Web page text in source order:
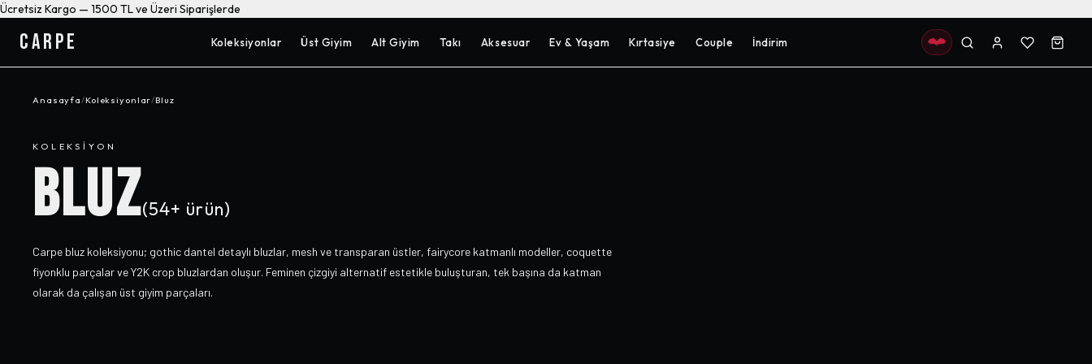
Ücretsiz Kargo — 1500 TL ve Üzeri Siparişlerde
CARPE Koleksiyonlar Üst Giyim Alt Giyim Takı Aksesuar Ev & Yaşam Kırtasiye Couple İndirim
Anasayfa/Koleksiyonlar/Bluz
KOLEKSIYON
BLUZ(54+ ürün)
Carpe bluz koleksiyonu; gothic dantel detaylı bluzlar, mesh ve transparan üstler, fairycore katmanlı modeller, coquette
fiyonklu parçalar ve Y2K crop bluzlardan oluşur. Feminen çizgiyi alternatif estetikle buluşturan, tek başına da katman
olarak da çalışan üst giyim parçaları.